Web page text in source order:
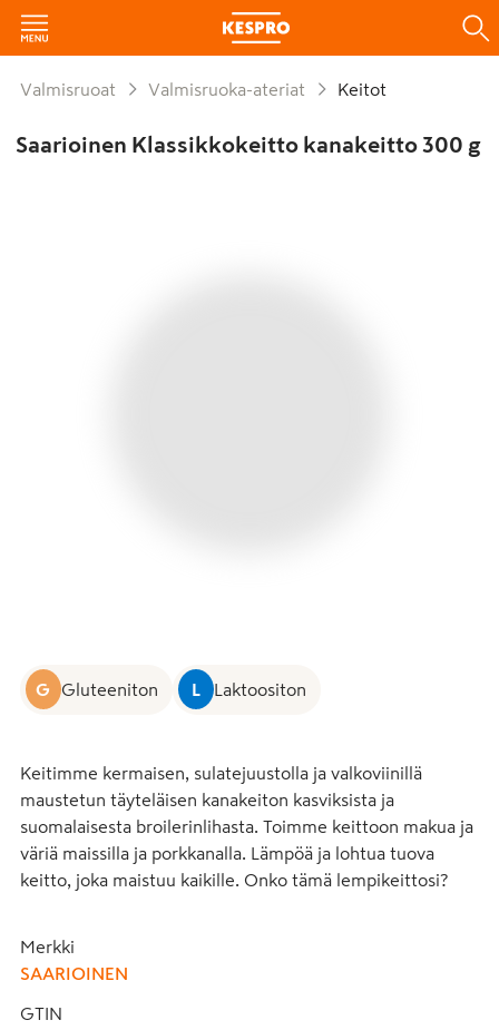
Valmisruoat Valmisruoka-ateriat Keitot
Saarioinen Klassikkokeitto kanakeitto 300 g
G Gluteeniton L Laktoositon
Keitimme kermaisen, sulatejuustolla ja valkoviinillä
maustetun täyteläisen kanakeiton kasviksista ja
suomalaisesta broilerinlihasta. Toimme keittoon makua ja
väriä maissilla ja porkkanalla. Lämpöä ja lohtua tuova
keitto, joka maistuu kaikille. Onko tämä lempikeittosi?
Merkki
SAARIOINEN
GTIN